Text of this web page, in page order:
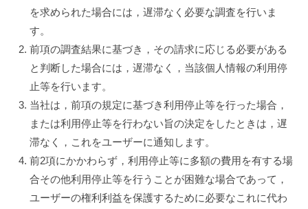
を求められた場合には，遅滞なく必要な調査を行いま
す。
前項の調査結果に基づき，その請求に応じる必要がある
と判断した場合には，遅滞なく，当該個人情報の利用停
止等を行います。
当社は，前項の規定に基づき利用停止等を行った場合，
または利用停止等を行わない旨の決定をしたときは，遅
滞なく，これをユーザーに通知します。
前2項にかかわらず，利用停止等に多額の費用を有する場
合その他利用停止等を行うことが困難な場合であって，
ユーザーの権利利益を保護するために必要なこれに代わ